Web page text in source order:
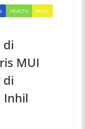
HEALTH
INHIL
di
MUI
di
Inhil